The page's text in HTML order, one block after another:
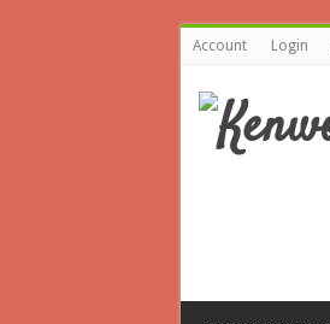
Account Login